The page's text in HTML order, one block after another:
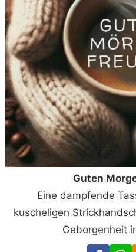
Guten
Eine dampfende
kuscheligen
Geborgenheit